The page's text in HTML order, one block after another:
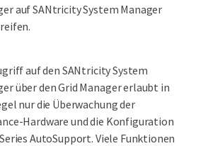
auf SANtricity System Manager
auf den SANtricity System
über den Grid Manager erlaubt in
nur die Überwachung der
Hardware und die Konfiguration
AutoSupport. Viele Funktionen